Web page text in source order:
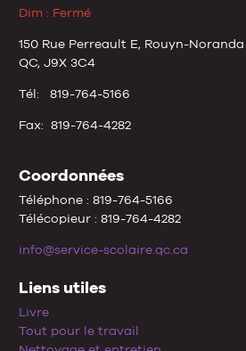
Dim : Fermé
150 Rue Perreault E, Rouyn-Noranda
QC, J9X 3C4
Tél: 819-764-5166
Fax: 819-764-4282
Coordonnées
Téléphone : 819-764-5166
Télécopieur : 819-764-4282
info@service-scolaire.qc.ca
Liens utiles
Livre
Tout pour le travail